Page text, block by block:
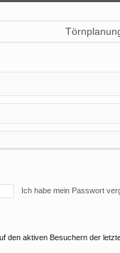
Ich habe mein Passwort
den aktiven Besuchern der